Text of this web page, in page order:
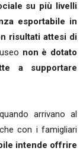
su più livelli
esportabile in
risultati attesi di
non è dotato
a supportare
arrivano al
con i famigliari
intende offrire